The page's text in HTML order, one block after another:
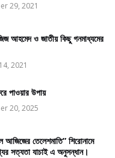
29, 2021
আহমেদ ও জাতীয় কিছু গনমাধ্যমের
2021
পাওয়ার উপায়
20, 2025
আজিজের তেলেশমাতি” শিরোনামে
সত্যতা যাচাই এ অনুসন্ধান।